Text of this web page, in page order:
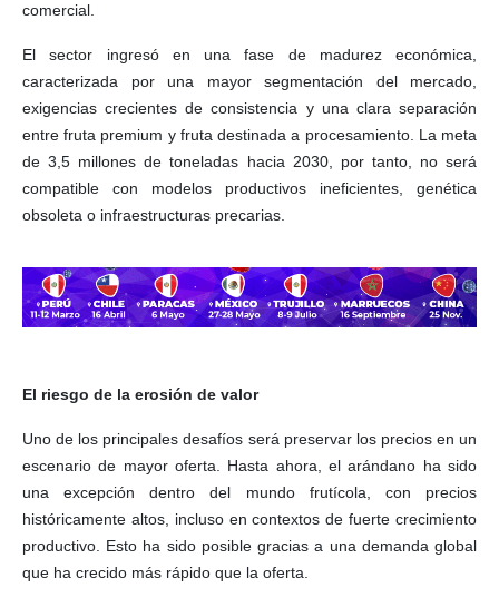
comercial.
El sector ingresó en una fase de madurez económica,
caracterizada por una mayor segmentación del mercado,
exigencias crecientes de consistencia y una clara separación
entre fruta premium y fruta destinada a procesamiento. La meta
de 3,5 millones de toneladas hacia 2030, por tanto, no será
compatible con modelos productivos ineficientes, genética
obsoleta o infraestructuras precarias.
El riesgo de la erosión de valor
Uno de los principales desafíos será preservar los precios en un
escenario de mayor oferta. Hasta ahora, el arándano ha sido
una excepción dentro del mundo frutícola, con precios
históricamente altos, incluso en contextos de fuerte crecimiento
productivo. Esto ha sido posible gracias a una demanda global
que ha crecido más rápido que la oferta.